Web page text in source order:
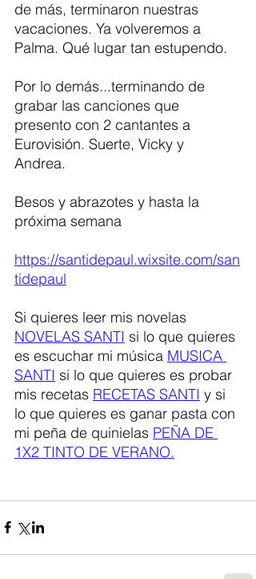
de más, terminaron nuestras
vacaciones. Ya volveremos a
Palma. Qué lugar tan estupendo.
Por lo demás...terminando de
grabar las canciones que
presento con 2 cantantes a
Eurovisión. Suerte, Vicky y
Andrea.
Besos y abrazotes y hasta la
próxima semana
https://santidepaul.wixsite.com/san
tidepaul
Si quieres leer mis novelas
NOVELAS SANTI si lo que quieres
es escuchar mi música MUSICA
SANTI si lo que quieres es probar
mis recetas RECETAS SANTI y si
lo que quieres es ganar pasta con
mi peña de quinielas PEÑA DE
1X2 TINTO DE VERANO.